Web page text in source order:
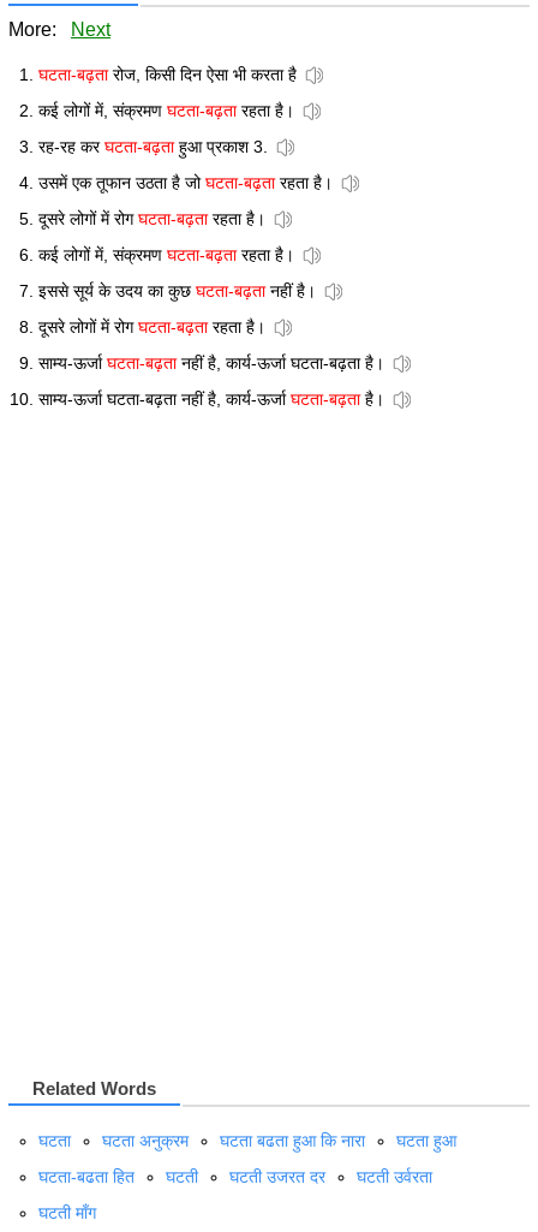
More: Next
घटता-बढ़तारोज, किसी दिन ऐसा भी करता है
कई लोगों में, संक्रमण घटता-बढ़तारहता है।
रह-रह करघटता-बढ़ताहुआ प्रकाश 3.
उसमें एक तूफान उठता है जोघटता-बढ़तारहता है।
दूसरे लोगों में रोगघटता-बढ़तारहता है।
कई लोगों में, संक्रमण घटता-बढ़तारहता है।
इससे सूर्य के उदय का कुछ घटता-बढ़तानहीं है।
दूसरे लोगों में रोगघटता-बढ़तारहता है।
साम्य-ऊर्जाघटता-बढ़तानहीं है, कार्य-ऊर्जा घटता-बढ़ता है।
साम्य-ऊर्जा घटता-बढ़ता नहीं है, कार्य-ऊर्जाघटता-बढ़ताहै।
Related Words
घटता घटता अनुक्रम घटता बढता हुआ कि नारा
घटता हुआ
घटता-बढता हित
घटती घटती उजरत दर
घटती उर्वरता
घटती माँग